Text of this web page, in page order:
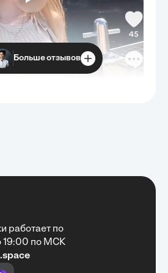
качественно,
Больше отзывов
работает по
19:00 по МСК